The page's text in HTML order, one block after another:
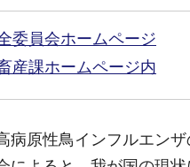
委員会ホームページ
産課ホームページ内
病原性鳥インフルエン